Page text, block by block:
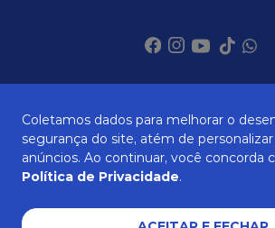
ATENDIMENTO
Coletamos dados para melhorar o
segurança do site, atém de
anúncios. Ao continuar, você concorda
Política de Privacidade.